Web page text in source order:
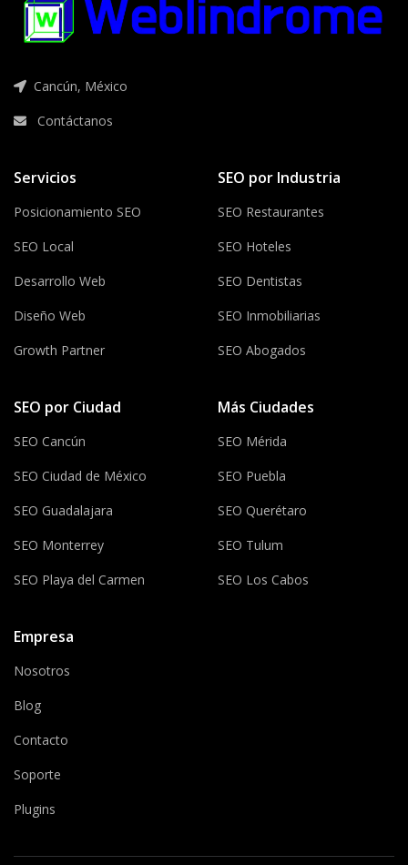
Cancún, México
Contáctanos
Servicios
Posicionamiento SEO
SEO Local
Desarrollo Web
Diseño Web
Growth Partner
SEO por Industria
SEO Restaurantes
SEO Hoteles
SEO Dentistas
SEO Inmobiliarias
SEO Abogados
SEO por Ciudad
SEO Cancún
SEO Ciudad de México
SEO Guadalajara
SEO Monterrey
SEO Playa del Carmen
Más Ciudades
SEO Mérida
SEO Puebla
SEO Querétaro
SEO Tulum
SEO Los Cabos
Empresa
Nosotros
Blog
Contacto
Soporte
Plugins